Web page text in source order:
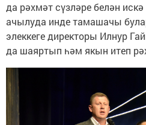
да рәхмәт сүзләре белән
ачылуда инде тамашачы
элеккеге директоры Илнур
да шаяртып һәм якын итеп